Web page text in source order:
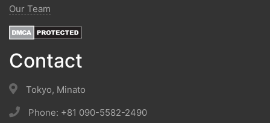
Our Team
Contact
Tokyo, Minato
Phone: +81 090-5582-2490